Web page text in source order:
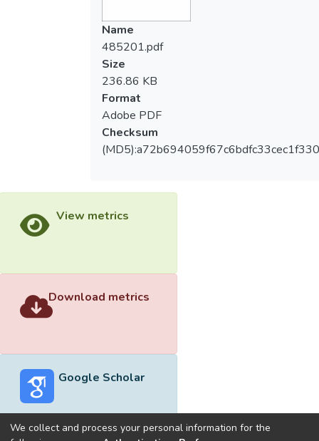
Name
485201.pdf
Size
236.86 KB
Format
Adobe PDF
Checksum
View metrics
Download metrics
Google Scholar
We collect and process your personal information for the